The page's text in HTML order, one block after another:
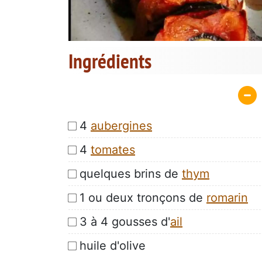
Ingrédients
4 aubergines
4 tomates
quelques brins de thym
1 ou deux tronçons de romarin
3 à 4 gousses d'ail
huile d'olive